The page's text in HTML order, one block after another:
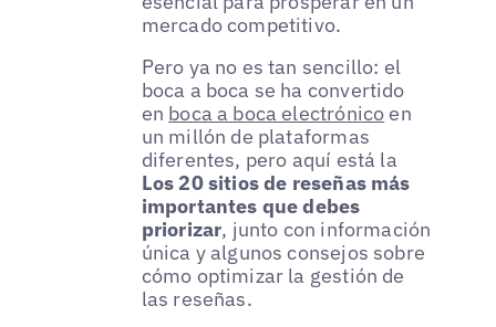
mercado competitivo.
Pero ya no es tan sencillo: el
boca a boca se ha convertido
en boca a boca electrónico en
un millón de plataformas
diferentes, pero aquí está la
Los 20 sitios de reseñas más
importantes que debes
priorizar, junto con información
única y algunos consejos sobre
cómo optimizar la gestión de
las reseñas.